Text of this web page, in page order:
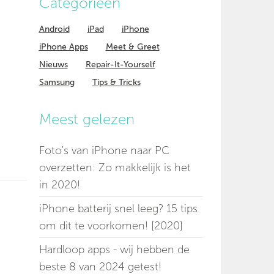
Android iPad
iPhone
iPhone Apps
Meet & Greet
Nieuws
Repair-It-Yourself
Samsung
Tips & Tricks
Meest gelezen
Foto's van iPhone naar PC
overzetten: Zo makkelijk is het
in 2020!
iPhone batterij snel leeg? 15 tips
om dit te voorkomen! [2020]
Hardloop apps - wij hebben de
beste 8 van 2024 getest!